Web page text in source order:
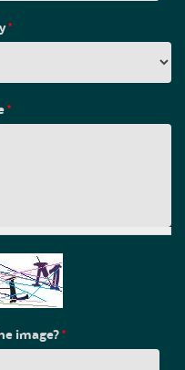
*
*
image?*